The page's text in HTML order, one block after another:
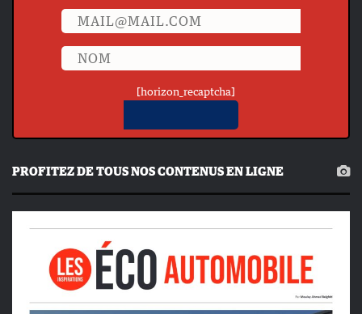
[horizon_recaptcha]
PROFITEZ DE TOUS NOS CONTENUS EN LIGNE